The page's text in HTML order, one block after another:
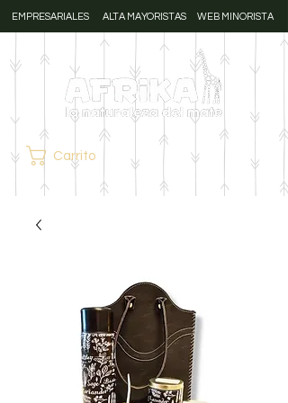
EMPRESARIALES ALTA MAYORISTAS WEB MINORISTA
Carrito